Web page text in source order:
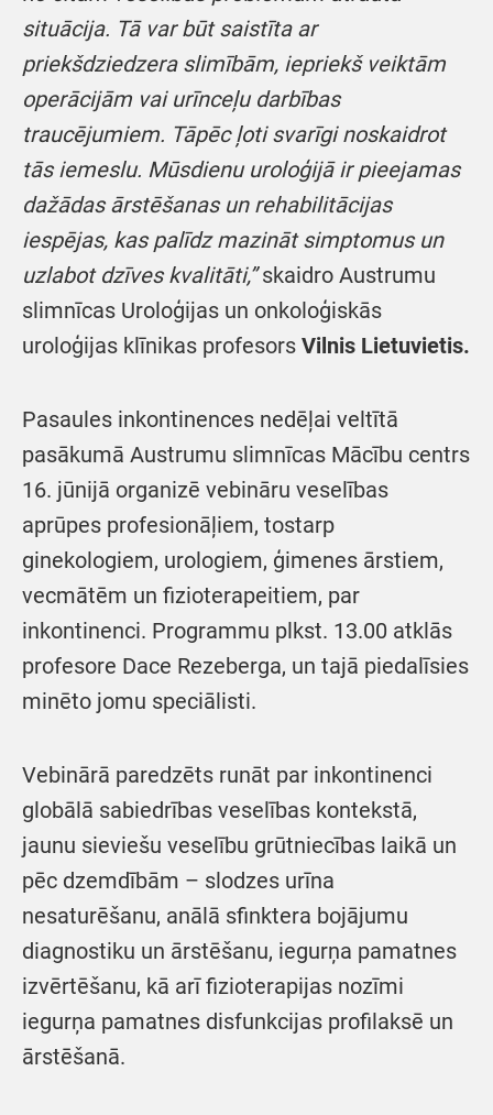
situācija. Tā var būt saistīta ar
priekšdziedzera slimībām, iepriekš veiktām
operācijām vai urīnceļu darbības
traucējumiem. Tāpēc ļoti svarīgi noskaidrot
tās iemeslu. Mūsdienu uroloģijā ir pieejamas
dažādas ārstēšanas un rehabilitācijas
iespējas, kas palīdz mazināt simptomus un
uzlabot dzīves kvalitāti,”skaidro Austrumu
slimnīcas Uroloģijas un onkoloģiskās
uroloģijas klīnikas profesors Vilnis Lietuvietis.
Pasaules inkontinences nedēļai veltītā
pasākumā Austrumu slimnīcas Mācību centrs
16. jūnijā organizē vebināru veselības
aprūpes profesionāļiem, tostarp
ginekologiem, urologiem, ģimenes ārstiem,
vecmātēm un fizioterapeitiem, par
inkontinenci. Programmu plkst. 13.00 atklās
profesore Dace Rezeberga, un tajā piedalīsies
minēto jomu speciālisti.
Vebinārā paredzēts runāt par inkontinenci
globālā sabiedrības veselības kontekstā,
jaunu sieviešu veselību grūtniecības laikā un
pēc dzemdībām – slodzes urīna
nesaturēšanu, anālā sfinktera bojājumu
diagnostiku un ārstēšanu, iegurņa pamatnes
izvērtēšanu, kā arī fizioterapijas nozīmi
iegurņa pamatnes disfunkcijas profilaksē un
ārstēšanā.